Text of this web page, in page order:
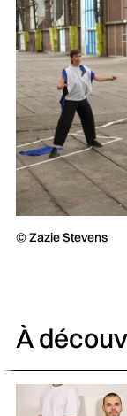
© Zazie Stevens
À